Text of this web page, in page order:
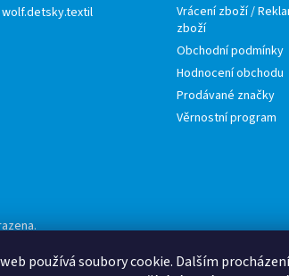
používá soubory cookie. Dalším
wolf.detsky.textil
Vrácení zboží /
zboží
Obchodní podmínky
Hodnocení obchodu
Prodávané značky
Věrnostní program